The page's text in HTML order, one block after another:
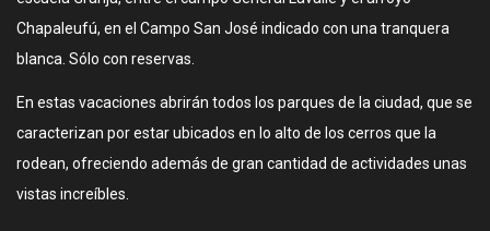
Chapaleufú, en el Campo San José indicado con una tranquera
blanca. Sólo con reservas.
En estas vacaciones abrirán todos los parques de la ciudad, que se
caracterizan por estar ubicados en lo alto de los cerros que la
rodean, ofreciendo además de gran cantidad de actividades unas
vistas increíbles.